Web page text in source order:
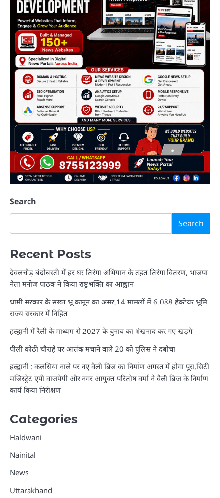
Search
Search
Recent Posts
देवलचौड़ बंदोबस्ती में हर घर तिरंगा अभियान के तहत तिरंगा वितरण, भाजपा
नेता मनोज पाठक ने किया राष्ट्रभक्ति का आह्वान
धामी सरकार के सख्त भू कानून का असर,14 मामलों में 6.088 हेक्टेयर भूमि
राज्य सरकार में निहित
हल्द्वानी में रैली के माध्यम से 2027 के चुनाव का शंखनाद कर गए खड़गे
पीली कोठी चौराहे पर आतंक मचाने वाले 20 को पुलिस ने दबोचा
हल्द्वानी : कलसिया नाले पर नए वैली ब्रिज का निर्माण अगस्त में होगा पूरा,सिटी
मजिस्ट्रेट एपी वाजपेयी और नगर आयुक्त परितोष वर्मा ने वैली ब्रिज के निर्माण
कार्य किया निरीक्षण
Categories
Haldwani
Nainital
News
Uttarakhand